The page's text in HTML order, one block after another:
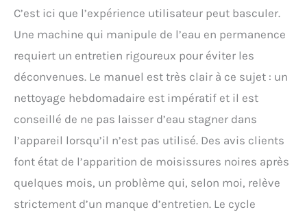
C’est ici que l’expérience utilisateur peut basculer.
Une machine qui manipule de l’eau en permanence
requiert un entretien rigoureux pour éviter les
déconvenues. Le manuel est très clair à ce sujet : un
nettoyage hebdomadaire est impératif et il est
conseillé de ne pas laisser d’eau stagner dans
l’appareil lorsqu’il n’est pas utilisé. Des avis clients
font état de l’apparition de moisissures noires après
quelques mois, un problème qui, selon moi, relève
strictement d’un manque d’entretien. Le cycle